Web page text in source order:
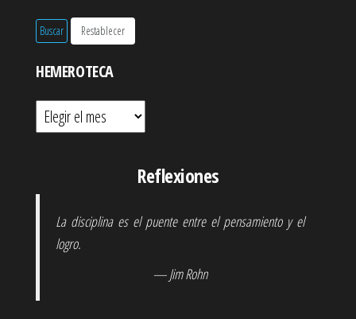
HEMEROTECA
Hemeroteca
Reflexiones
La disciplina es el puente entre el pensamiento y el
logro.
— Jim Rohn